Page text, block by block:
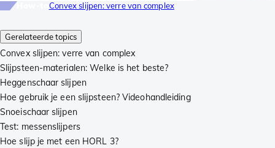
Gerelateerde topics
Convex slijpen: verre van complex
Slijpsteen-materialen: Welke is het beste?
Heggenschaar slijpen
Hoe gebruik je een slijpsteen? Videohandleiding
Snoeischaar slijpen
Test: messenslijpers
Hoe slijp je met een HORL 3?
Convex slijpen: verre van complex